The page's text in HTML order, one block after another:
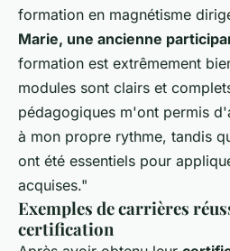
formation en magnétisme
Marie, une ancienne
formation est extrêmement
modules sont clairs et
pédagogiques m'ont permis
à mon propre rythme, tandis
ont été essentiels pour
acquises."
Exemples de carrières
certification